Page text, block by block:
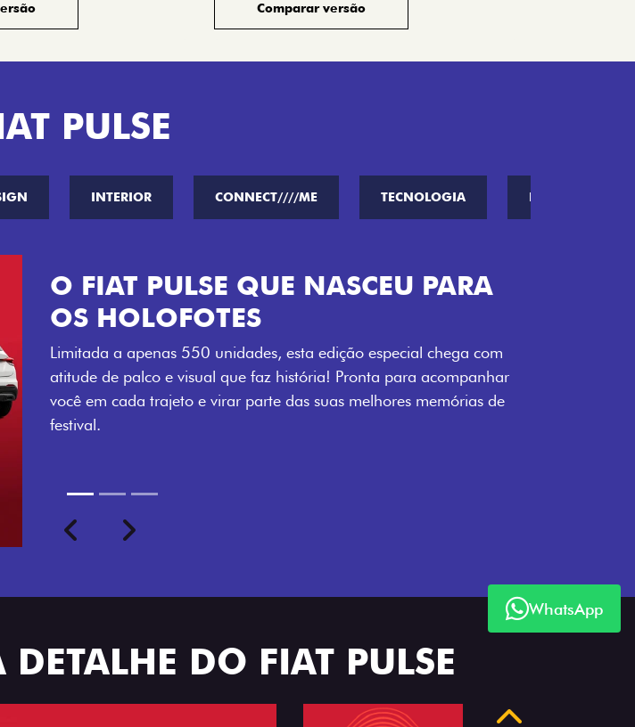
Comparar versão
PULSE
INTERIOR CONNECT////ME TECNOLOGIA PERFORMANCE
VISUAL COM ENERGIA LOLLABR
Se liga no que compõe a identidade exclusiva do festival: série
numerada, adesivo lateral LollaBR e a soleira temática que reforçam
a exclusividade, enquanto os detalhes escurecidos, o teto bicolor e as
rodas de liga-leve aro 16” em preto brilhante completam o visual
com ainda mais estilo.
PreviousNext
DO FIAT PULSE
Anterior
WhatsApp